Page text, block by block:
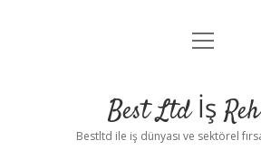
Anasayfa
Yasal Uyarı
menüyü
Best Ltd İş
Bestltd ile iş dünyası ve sektörel